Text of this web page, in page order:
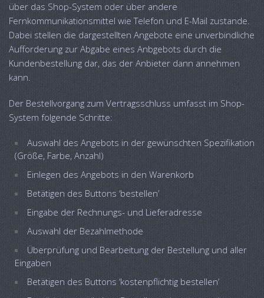
über das Shop-System oder über andere
Fernkommunikationsmittel wie Telefon und E-Mail zustande.
Dabei stellen die dargestellten Angebote eine unverbindliche
Aufforderung zur Abgabe eines Anbgebots durch die
Kundenbestellung dar, das der Anbieter dann annehmen
kann.
Der Bestellvorgang zum Vertragsschluss umfasst im Shop-
System folgende Schritte:
Auswahl des Angebots in der gewünschten Spezifikation
(Größe, Farbe, Anzahl)
Einlegen des Angebots in den Warenkorb
Betätigen des Buttons ‘bestellen’
Eingabe der Rechnungs- und Lieferadresse
Auswahl der Bezahlmethode
Überprüfung und Bearbeitung der Bestellung und aller
Eingaben
Betätigen des Buttons ‘kostenpflichtig bestellen’